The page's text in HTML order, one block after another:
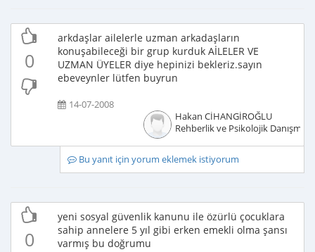
0
arkdaşlar ailelerle uzman arkadaşların
konuşabileceği bir grup kurduk AİLELER VE
UZMAN ÜYELER diye hepinizi bekleriz.sayın
ebeveynler lütfen buyrun
14-07-2008
Hakan CİHANGİROĞLU
Rehberlik ve Psikolojik
Bu yanıt için yorum eklemek istiyorum
0
yeni sosyal güvenlik kanunu ile özürlü çocuklara
sahip annelere 5 yıl gibi erken emekli olma şansı
varmış bu doğrumu